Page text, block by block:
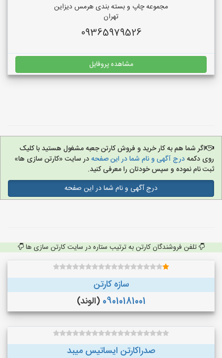
مجموعه چاپ و بسته بندی هرمس دیزاین
تهران
09365979526
مشاهده پروفایل
اگر شما هم به کار خرید و فروش کارتن جعبه مشغول هستید با کلیک
روی دکمهدرج آگهی و نام شما در این صفحهدر سایت «کارتن سازی ها»
ثبت نام نموده و سپس خودتان را معرفی کنید.
درج آگهی و نام شما در این صفحه
تلفن فروشندگان کارتن به ترتیب ستاره در سایت کارتن سازی ها
سازه کارتن
09010181001 (الوند)
صدراکارتن ایساتیس میبد